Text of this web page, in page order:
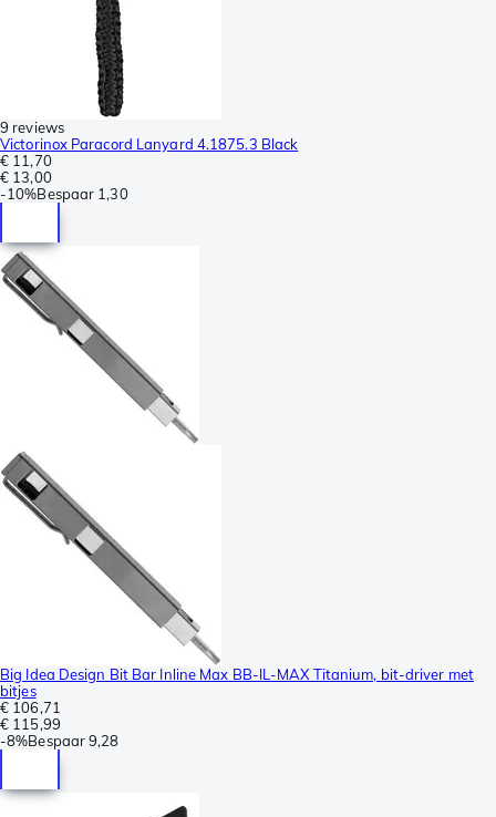
9 reviews
Victorinox Paracord Lanyard 4.1875.3 Black
€ 11,70
€ 13,00
-10%Bespaar 1,30
Big Idea Design Bit Bar Inline Max BB-IL-MAX Titanium, bit-driver met
bitjes
€ 106,71
€ 115,99
-8%Bespaar9,28